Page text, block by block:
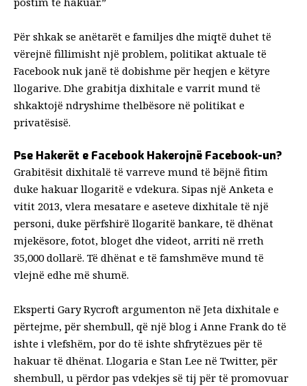
Për shkak se anëtarët e familjes dhe miqtë duhet të
vërejnë fillimisht një problem, politikat aktuale të
Facebook nuk janë të dobishme për heqjen e këtyre
llogarive. Dhe grabitja dixhitale e varrit mund të
shkaktojë ndryshime thelbësore në politikat e
privatësisë.
Pse Hakerët e Facebook Hakerojnë Facebook-un?
Grabitësit dixhitalë të varreve mund të bëjnë fitim
duke hakuar llogaritë e vdekura. Sipas një Anketa e
vitit 2013, vlera mesatare e aseteve dixhitale të një
personi, duke përfshirë llogaritë bankare, të dhënat
mjekësore, fotot, bloget dhe videot, arriti në rreth
35,000 dollarë. Të dhënat e të famshmëve mund të
vlejnë edhe më shumë.
Eksperti Gary Rycroft argumenton në Jeta dixhitale e
përtejme, për shembull, që një blog i Anne Frank do të
ishte i vlefshëm, por do të ishte shfrytëzues për të
hakuar të dhënat. Llogaria e Stan Lee në Twitter, për
shembull, u përdor pas vdekjes së tij për të promovuar